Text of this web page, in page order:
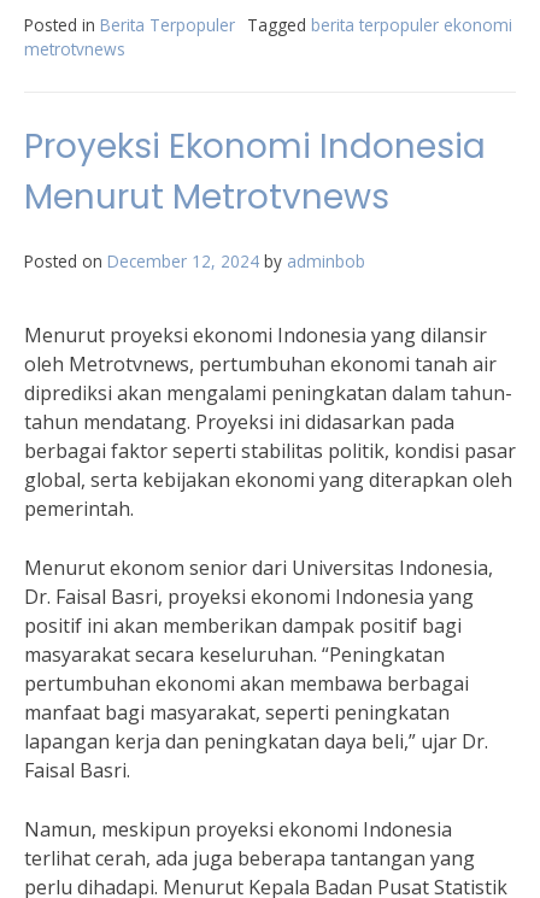
Posted in Berita Terpopuler Tagged berita terpopuler ekonomi
metrotvnews
Proyeksi Ekonomi Indonesia
Menurut Metrotvnews
Posted on December 12, 2024 by adminbob
Menurut proyeksi ekonomi Indonesia yang dilansir
oleh Metrotvnews, pertumbuhan ekonomi tanah air
diprediksi akan mengalami peningkatan dalam tahun-
tahun mendatang. Proyeksi ini didasarkan pada
berbagai faktor seperti stabilitas politik, kondisi pasar
global, serta kebijakan ekonomi yang diterapkan oleh
pemerintah.
Menurut ekonom senior dari Universitas Indonesia,
Dr. Faisal Basri, proyeksi ekonomi Indonesia yang
positif ini akan memberikan dampak positif bagi
masyarakat secara keseluruhan. “Peningkatan
pertumbuhan ekonomi akan membawa berbagai
manfaat bagi masyarakat, seperti peningkatan
lapangan kerja dan peningkatan daya beli,” ujar Dr.
Faisal Basri.
Namun, meskipun proyeksi ekonomi Indonesia
terlihat cerah, ada juga beberapa tantangan yang
perlu dihadapi. Menurut Kepala Badan Pusat Statistik